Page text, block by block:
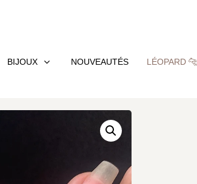
BIJOUX NOUVEAUTÉS LÉOPARD 🐆